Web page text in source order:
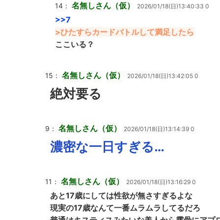
14： 名無しさん（仮） 2026/01/18(日)13:40:33 0
>>7
>ひたすらカードバトルして満足したら
ここいる？
15： 名無しさん（仮） 2026/01/18(日)13:42:05 0
絶対要る
9： 名無しさん（仮） 2026/01/18(日)13:14:39 0
濃密な一日すぎる…
11： 名無しさん（仮） 2026/01/18(日)13:16:29 0
あと17歳にしては性欲が無さすぎるよな
現実の17歳なんて一番ムラムラしてるだろ